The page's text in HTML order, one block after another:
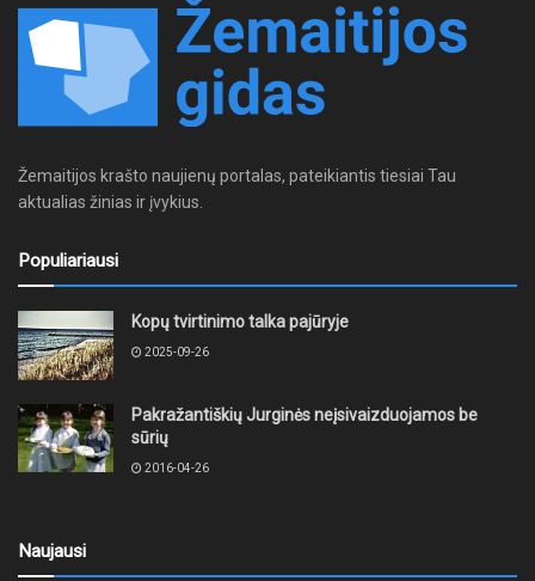
Žemaitijos krašto naujienų portalas, pateikiantis tiesiai Tau
aktualias žinias ir įvykius.
Populiariausi
Kopų tvirtinimo talka pajūryje
2025-09-26
Pakražantiškių Jurginės neįsivaizduojamos be
sūrių
2016-04-26
Naujausi